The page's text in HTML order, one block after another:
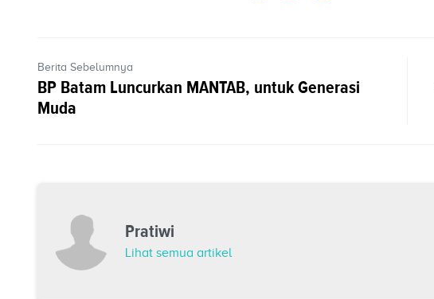
Berita Sebelumnya
BP Batam Luncurkan MANTAB, untuk Generasi
Muda
Pratiwi
Lihat semua artikel